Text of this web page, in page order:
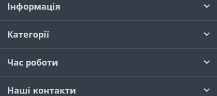
Інформація
Категорії
Час роботи
Наші контакти